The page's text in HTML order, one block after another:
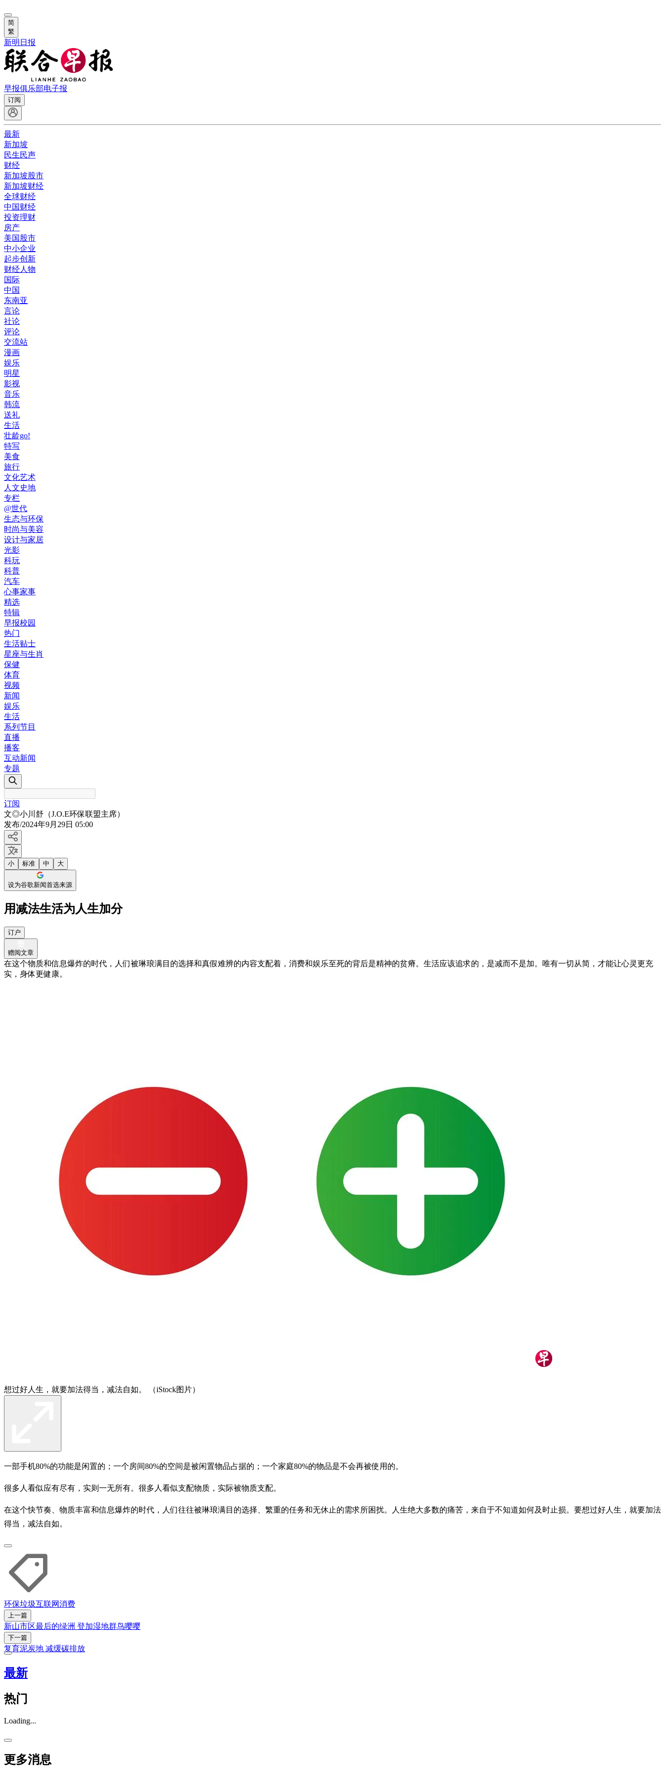
简
繁
新明日报
早报俱乐部电子报
订阅
最新
新加坡
民生民声
财经
新加坡股市
新加坡财经
全球财经
中国财经
投资理财
房产
美国股市
中小企业
起步创新
财经人物
国际
中国
东南亚
言论
社论
评论
交流站
漫画
娱乐
明星
影视
音乐
韩流
送礼
生活
壮龄go!
特写
美食
旅行
文化艺术
人文史地
专栏
@世代
生态与环保
时尚与美容
设计与家居
光影
科玩
科普
汽车
心事家事
精选
特辑
早报校园
热门
生活贴士
星座与生肖
保健
体育
视频
新闻
娱乐
生活
系列节目
直播
播客
互动新闻
专题
订阅
文◎小川舒（J.O.E环保联盟主席）
发布/2024年9月29日 05:00
小 标准 中 大
设为谷歌新闻首选来源
用减法生活为人生加分
订户
赠阅文章
在这个物质和信息爆炸的时代，人们被琳琅满目的选择和真假难辨的内容支配着，消费和娱乐至死的背后是精神的贫瘠。生活应该追求的，是减而不是加。唯有一切从简，才能让心灵更充
实，身体更健康。
想过好人生，就要加法得当，减法自如。 （iStock图片）
一部手机80%的功能是闲置的；一个房间80%的空间是被闲置物品占据的；一个家庭80%的物品是不会再被使用的。
很多人看似应有尽有，实则一无所有。很多人看似支配物质，实际被物质支配。‍
在这个快节奏、物质丰富和信息爆炸的时代，人们往往被琳琅满目的选择、繁重的任务和无休止的需求所困扰。人生绝大多数的痛苦，来自于不知道如何及时止损。要想过好人生，就要加法
得当，减法自如。
环保垃圾互联网消费
上一篇
新山市区最后的绿洲 登加湿地群鸟嘤嘤
下一篇
复育泥炭地 减缓碳排放
最新
热门
Loading...
更多消息